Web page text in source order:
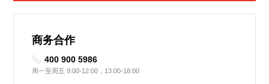
商务合作
400 900 5986
周一至周五 9:00-12:00，13:00-18:00